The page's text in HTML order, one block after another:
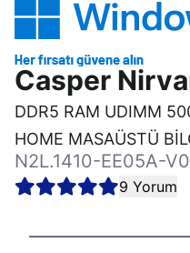
Casper
DDR5 RAM UDIMM
HOME MASAÜSTÜ
N2L.1410-EE05A-
9 Yorum